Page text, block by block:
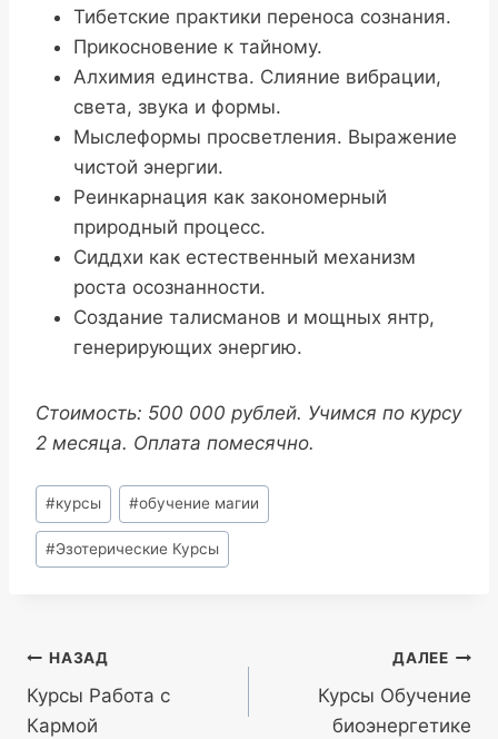
Тибетские практики переноса сознания.
Прикосновение к тайному.
Алхимия единства. Слияние вибрации,
света, звука и формы.
Мыслеформы просветления. Выражение
чистой энергии.
Реинкарнация как закономерный
природный процесс.
Сиддхи как естественный механизм
роста осознанности.
Создание талисманов и мощных янтр,
генерирующих энергию.
Стоимость: 500 000 рублей. Учимся по курсу
2 месяца. Оплата помесячно.
Метки
записи:
#курсы #обучение магии
#Эзотерические Курсы
Навигация
по
НАЗАД
Курсы Работа с
Кармой
ДАЛЕЕ
Курсы Обучение
биоэнергетике